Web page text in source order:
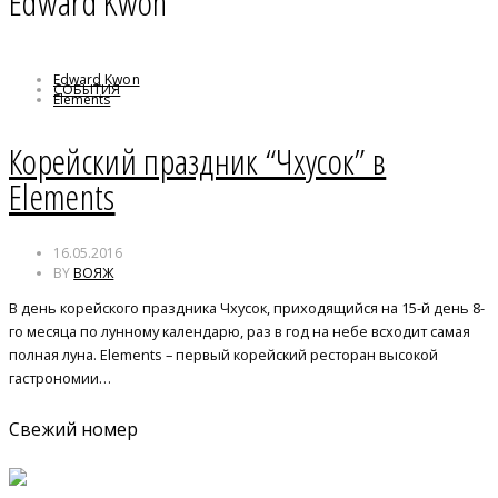
СОБЫТИЯ
Edward Kwon
Elements
Рисовые пироги
Сонгпён
Чхусок
Корейский праздник “Чхусок” в
Elements
16.05.2016
BYВОЯЖ
В день корейского праздника Чхусок, приходящийся на 15-й день 8-
го месяца по лунному календарю, раз в год на небе всходит самая
полная луна. Elements – первый корейский ресторан высокой
гастрономии…
Свежий номер